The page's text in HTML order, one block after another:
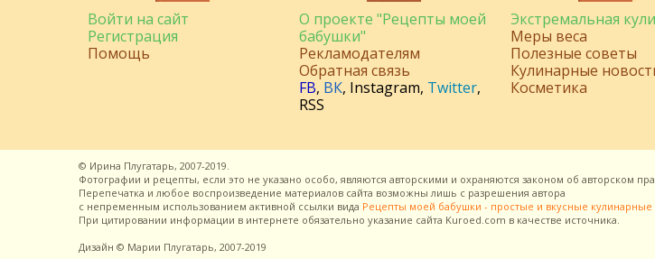
Войти на сайт
Регистрация
Помощь
О проекте "Рецепты моей
бабушки"
Рекламодателям
Обратная связь
FB, ВК, Instagram, Twitter,
RSS
Экстремальная
Меры веса
Полезные советы
Кулинарные
Косметика
© Ирина Плугатарь, 2007-2019.
Фотографии и рецепты, если это не указано особо, являются авторскими и охраняются законом об авторском
Перепечатка и любое воспроизведение материалов сайта возможны лишь с разрешения автора
с непременным использованием активной ссылки вида Рецепты моей бабушки - простые и вкусные
При цитировании информации в интернете обязательно указание сайта Kuroed.com в качестве источника.
Дизайн © Марии Плугатарь, 2007-2019